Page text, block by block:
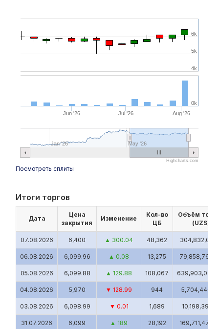
Jun '26 Jul '26 Aug '26
Jan '26 May '26
4k
5k
6k
0k
Highcharts.com
Посмотреть сплиты
Итоги торгов
Дата
Цена
закрытия
Изменение
Кол-во
ЦБ
Объём
(UZS)
07.08.2026 6,400 ▲ 300.04 48,362
06.08.2026 6,099.96 ▲ 0.08 13,275
05.08.2026 6,099.88 ▲ 129.88 108,067
04.08.2026 5,970 ▼ 128.99 944
03.08.2026 6,098.99 ▼ 0.01 1,689 10,198,397.17
31.07.2026 6,099 ▲ 189 28,192